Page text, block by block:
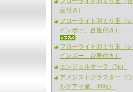
座付き）
フローライト50ミリ玉（レ
インボー、台座付き）
フローライト35ミリ玉（レ
インボー、台座付き）
エンジェルオーラ（5g）
アメジストクラスター（ウ
ルグアイ産、368g）